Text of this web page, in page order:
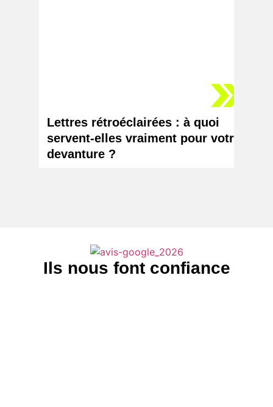
Lettres rétroéclairées : à quoi
servent-elles vraiment pour votre
devanture ?
Ils nous font confiance